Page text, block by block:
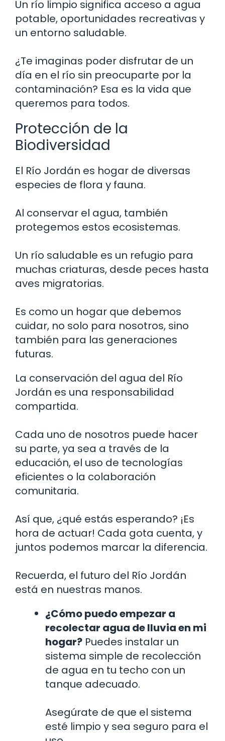
Un río limpio significa acceso a agua
potable, oportunidades recreativas y
un entorno saludable.
¿Te imaginas poder disfrutar de un
día en el río sin preocuparte por la
contaminación? Esa es la vida que
queremos para todos.
Protección de la
Biodiversidad
El Río Jordán es hogar de diversas
especies de flora y fauna.
Al conservar el agua, también
protegemos estos ecosistemas.
Un río saludable es un refugio para
muchas criaturas, desde peces hasta
aves migratorias.
Es como un hogar que debemos
cuidar, no solo para nosotros, sino
también para las generaciones
futuras.
La conservación del agua del Río
Jordán es una responsabilidad
compartida.
Cada uno de nosotros puede hacer
su parte, ya sea a través de la
educación, el uso de tecnologías
eficientes o la colaboración
comunitaria.
Así que, ¿qué estás esperando? ¡Es
hora de actuar! Cada gota cuenta, y
juntos podemos marcar la diferencia.
Recuerda, el futuro del Río Jordán
está en nuestras manos.
¿Cómo puedo empezar a
recolectar agua de lluvia en mi
hogar? Puedes instalar un
sistema simple de recolección
de agua en tu techo con un
tanque adecuado.
Asegúrate de que el sistema
esté limpio y sea seguro para el